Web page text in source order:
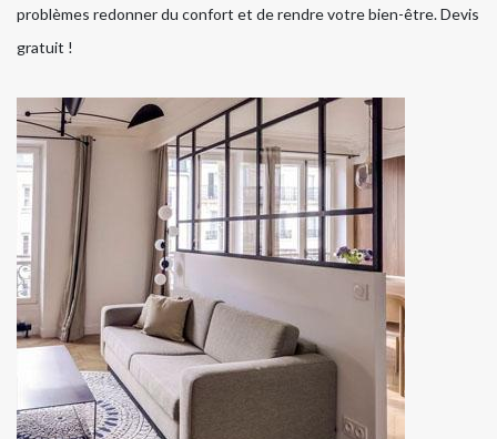
problèmes redonner du confort et de rendre votre bien-être. Devis
gratuit !